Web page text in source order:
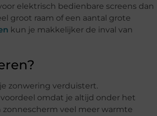
elektrisch bedienbare screens dan
groot raam of een aantal grote
kun je makkelijker de inval van
zonwering verduistert.
omdat je altijd onder het
veel meer warmte